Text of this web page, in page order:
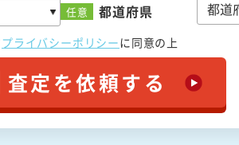
任意 都道府県
プライバシーポリシーに同意の上
査定を依頼する